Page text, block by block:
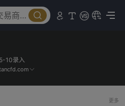
10录入
更多